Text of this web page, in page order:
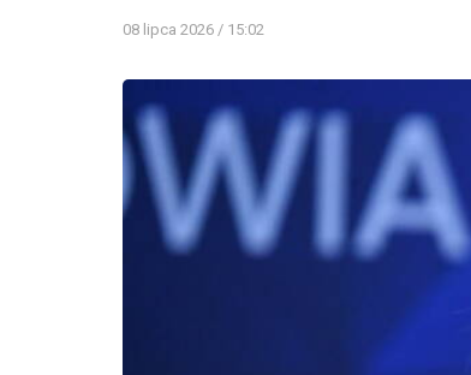
08 lipca 2026 / 15:02